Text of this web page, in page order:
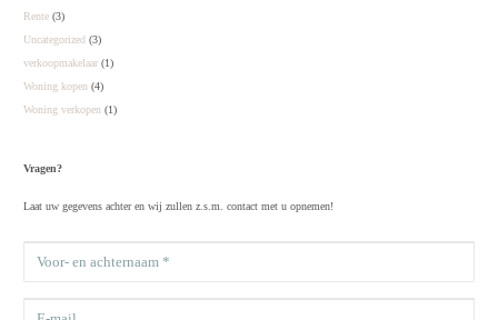
Rente (3)
Uncategorized (3)
verkoopmakelaar (1)
Woning kopen (4)
Woning verkopen (1)
Vragen?
Laat uw gegevens achter en wij zullen z.s.m. contact met u opnemen!